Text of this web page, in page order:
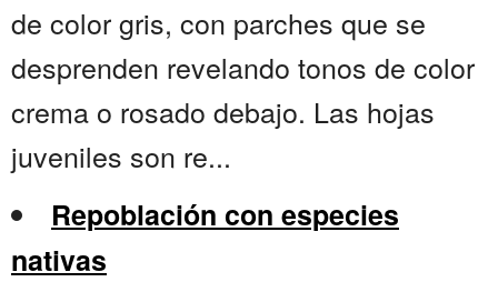
de color gris, con parches que se
desprenden revelando tonos de color
crema o rosado debajo. Las hojas
juveniles son re...
Repoblación con especies
nativas